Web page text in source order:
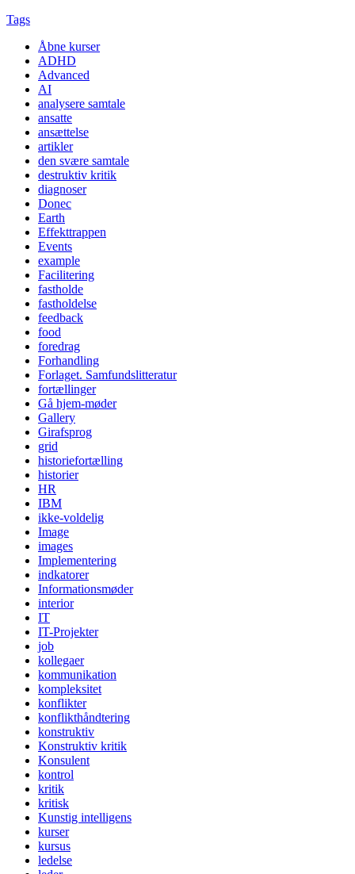
Tags
Åbne kurser
ADHD
Advanced
AI
analysere samtale
ansatte
ansættelse
artikler
den svære samtale
destruktiv kritik
diagnoser
Donec
Earth
Effekttrappen
Events
example
Facilitering
fastholde
fastholdelse
feedback
food
foredrag
Forhandling
Forlaget. Samfundslitteratur
fortællinger
Gå hjem-møder
Gallery
Girafsprog
grid
historiefortælling
historier
HR
IBM
ikke-voldelig
Image
images
Implementering
indkatorer
Informationsmøder
interior
IT
IT-Projekter
job
kollegaer
kommunikation
kompleksitet
konflikter
konflikthåndtering
konstruktiv
Konstruktiv kritik
Konsulent
kontrol
kritik
kritisk
Kunstig intelligens
kurser
kursus
ledelse